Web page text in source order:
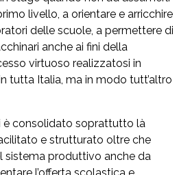
livello, a orientare e arricchire
delle scuole, a permettere di
anche ai fini della
virtuoso realizzatosi in
tutta Italia, ma in modo tutt’altro
è consolidato soprattutto là
e strutturato oltre che
sistema produttivo anche da